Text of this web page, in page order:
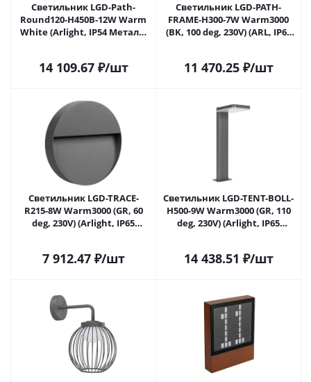
Светильник LGD-Path-
Round120-H450B-12W Warm
White (Arlight, IP54 Металл,
14 109.67₽/шт
Светильник LGD-PATH-
FRAME-H300-7W Warm3000
(BK, 100 deg, 230V) (ARL, IP65
Липецке
11 470.25₽/шт
Светильник LGD-TRACE-
R215-8W Warm3000 (GR, 60
deg, 230V) (Arlight, IP65
7 912.47₽/шт
Светильник LGD-TENT-BOLL-
H500-9W Warm3000 (GR, 110
deg, 230V) (Arlight, IP65
14 438.51 ₽/шт